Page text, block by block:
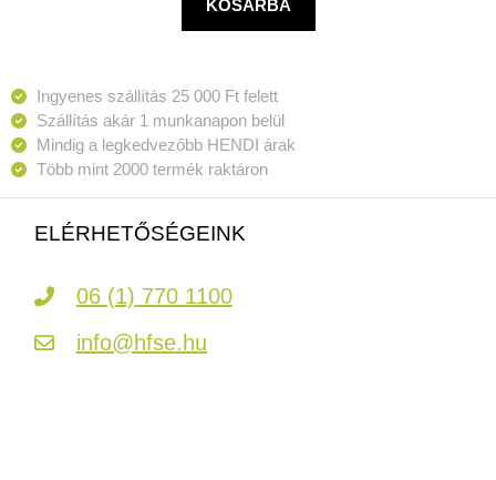
KOSÁRBA
Ingyenes szállítás 25 000 Ft felett
Szállítás akár 1 munkanapon belül
Mindig a legkedvezőbb HENDI árak
Több mint 2000 termék raktáron
ELÉRHETŐSÉGEINK
06 (1) 770 1100
info@hfse.hu